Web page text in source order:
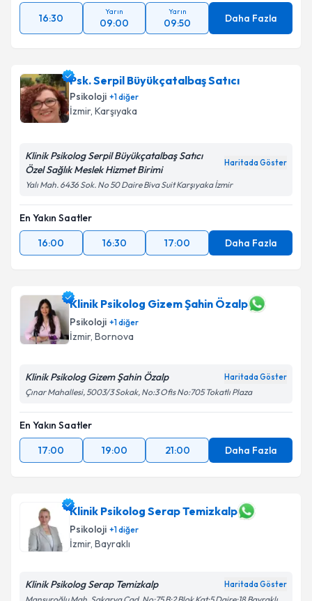
16:30
Yarın
09:00
Yarın
09:50 Daha Fazla
Psk. Serpil Büyükçatalbaş Satıcı
Psikoloji +1diğer
İzmir, Karşıyaka
Klinik Psikolog Serpil Büyükçatalbaş Satıcı
Özel Sağlık Meslek Hizmet Birimi
Haritada Göster
Yalı Mah. 6436 Sok. No 50 Daire Biva Suit Karşıyaka İzmir
En Yakın Saatler
16:00
16:30 17:00 Daha Fazla
Klinik Psikolog Gizem Şahin Özalp
Psikoloji +1diğer
İzmir, Bornova
Klinik Psikolog Gizem Şahin Özalp Haritada Göster
Çınar Mahallesi, 5003/3 Sokak, No:3 Ofis No:705 Tokatlı Plaza
En Yakın Saatler
17:00
19:00 21:00 Daha Fazla
Klinik Psikolog Serap Temizkalp
Psikoloji +1diğer
İzmir, Bayraklı
Klinik Psikolog Serap Temizkalp Haritada Göster